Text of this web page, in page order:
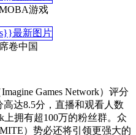
游戏
卷中国
Games Network）评分
达8.5分，直播和观看人数
上拥有超100万的粉丝群。众
）势必还将引领更强大的